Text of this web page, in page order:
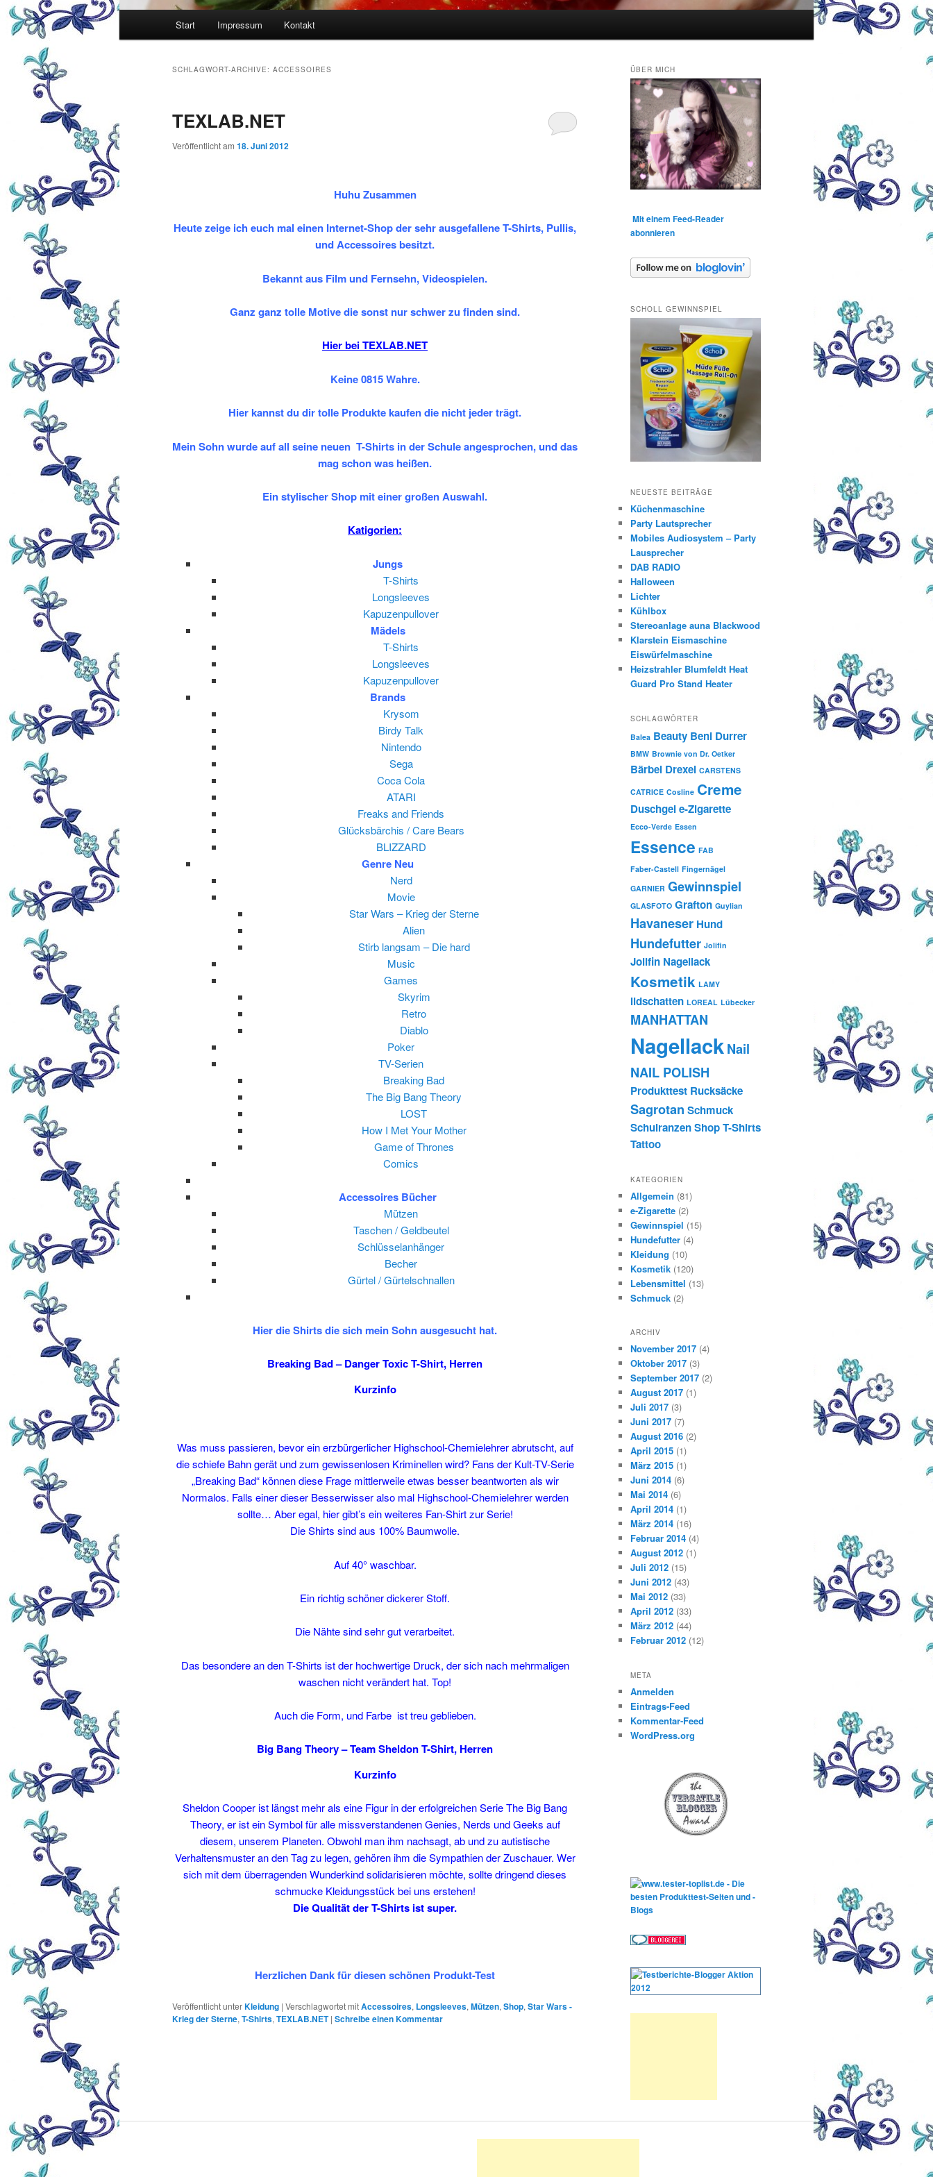
Start Impressum Kontakt
SCHLAGWORT-ARCHIVE: ACCESSOIRES
TEXLAB.NET
Veröffentlicht am 18. Juni 2012
Huhu Zusammen
Heute zeige ich euch mal einen Internet-Shop der sehr ausgefallene T-Shirts, Pullis,
und Accessoires besitzt.
Bekannt aus Film und Fernsehn, Videospielen.
Ganz ganz tolle Motive die sonst nur schwer zu finden sind.
Hier beiTEXLAB.NET
Keine 0815 Wahre.
Hier kannst du dir tolle Produkte kaufen die nicht jeder trägt.
Mein Sohn wurde auf all seine neuen T-Shirts in der Schule angesprochen, und das
mag schon was heißen.
Ein stylischer Shop mit einer großen Auswahl.
Katigorien:
Jungs
T-Shirts
Longsleeves
Kapuzenpullover
Mädels
T-Shirts
Longsleeves
Kapuzenpullover
Brands
Krysom
Birdy Talk
Nintendo
Sega
Coca Cola
ATARI
Freaks and Friends
Glücksbärchis / Care Bears
BLIZZARD
Genre Neu
Nerd
Movie
Star Wars – Krieg der Sterne
Alien
Stirb langsam – Die hard
Music
Games
Skyrim
Retro
Diablo
Poker
TV-Serien
Breaking Bad
The Big Bang Theory
LOST
How I Met Your Mother
Game of Thrones
Comics
Accessoires Bücher
Mützen
Taschen / Geldbeutel
Schlüsselanhänger
Becher
Gürtel / Gürtelschnallen
Hier die Shirts die sich mein Sohn ausgesucht hat.
Breaking Bad – Danger Toxic T-Shirt, Herren
Kurzinfo
Was muss passieren, bevor ein erzbürgerlicher Highschool-Chemielehrer abrutscht, auf
die schiefe Bahn gerät und zum gewissenlosen Kriminellen wird? Fans der Kult-TV-Serie
„Breaking Bad“ können diese Frage mittlerweile etwas besser beantworten als wir
Normalos. Falls einer dieser Besserwisser also mal Highschool-Chemielehrer werden
sollte… Aber egal, hier gibt’s ein weiteres Fan-Shirt zur Serie!
Die Shirts sind aus 100% Baumwolle.
Auf 40° waschbar.
Ein richtig schöner dickerer Stoff.
Die Nähte sind sehr gut verarbeitet.
Das besondere an den T-Shirts ist der hochwertige Druck, der sich nach mehrmaligen
waschen nicht verändert hat. Top!
Auch die Form, und Farbe ist treu geblieben.
Big Bang Theory – Team Sheldon T-Shirt, Herren
Kurzinfo
Sheldon Cooper ist längst mehr als eine Figur in der erfolgreichen Serie The Big Bang
Theory, er ist ein Symbol für alle missverstandenen Genies, Nerds und Geeks auf
diesem, unserem Planeten. Obwohl man ihm nachsagt, ab und zu autistische
Verhaltensmuster an den Tag zu legen, gehören ihm die Sympathien der Zuschauer. Wer
sich mit dem überragenden Wunderkind solidarisieren möchte, sollte dringend dieses
schmucke Kleidungsstück bei uns erstehen!
Die Qualität der T-Shirts ist super.
Herzlichen Dank für diesen schönen Produkt-Test
Veröffentlicht unterKleidung | Verschlagwortet mitAccessoires, Longsleeves, Mützen, Shop, Star Wars -
Krieg der Sterne, T-Shirts, TEXLAB.NET | Schreibe einen Kommentar
ÜBER MICH
Mit einem Feed-Reader
abonnieren
SCHOLL GEWINNSPIEL
NEUESTE BEITRÄGE
Küchenmaschine
Party Lautsprecher
Mobiles Audiosystem – Party
Lausprecher
DAB RADIO
Halloween
Lichter
Kühlbox
Stereoanlage auna Blackwood
Klarstein Eismaschine
Eiswürfelmaschine
Heizstrahler Blumfeldt Heat
Guard Pro Stand Heater
SCHLAGWÖRTER
Balea Beauty Beni Durrer
BMW Brownie von Dr. Oetker
Bärbel Drexel CARSTENS
CATRICE Cosline Creme
Duschgele-Zigarette
Ecco-Verde Essen
Essence FAB
Faber-Castell Fingernägel
GARNIER Gewinnspiel
GLASFOTO Grafton Guylian
Havaneser Hund
Hundefutter Jolifin
Jolifin Nagellack
Kosmetik LAMY
lidschatten LOREAL Lübecker
MANHATTAN
NagellackNail
NAIL POLISH
Produkttest Rucksäcke
Sagrotan Schmuck
SchulranzenShopT-Shirts
Tattoo
KATEGORIEN
Allgemein (81)
e-Zigarette (2)
Gewinnspiel (15)
Hundefutter (4)
Kleidung (10)
Kosmetik (120)
Lebensmittel (13)
Schmuck (2)
ARCHIV
November 2017 (4)
Oktober 2017 (3)
September 2017 (2)
August 2017 (1)
Juli 2017 (3)
Juni 2017 (7)
August 2016 (2)
April 2015 (1)
März 2015 (1)
Juni 2014 (6)
Mai 2014 (6)
April 2014 (1)
März 2014 (16)
Februar 2014 (4)
August 2012 (1)
Juli 2012 (15)
Juni 2012 (43)
Mai 2012 (33)
April 2012 (33)
März 2012 (44)
Februar 2012 (12)
META
Anmelden
Eintrags-Feed
Kommentar-Feed
WordPress.org